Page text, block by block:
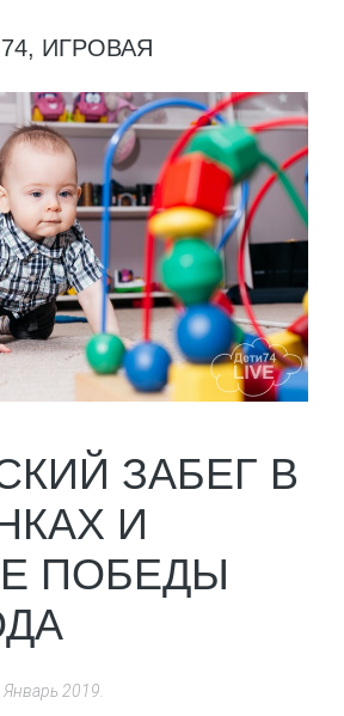
, ИГРОВАЯ
ЗАБЕГ В
И
ПОБЕДЫ
Январь 2019